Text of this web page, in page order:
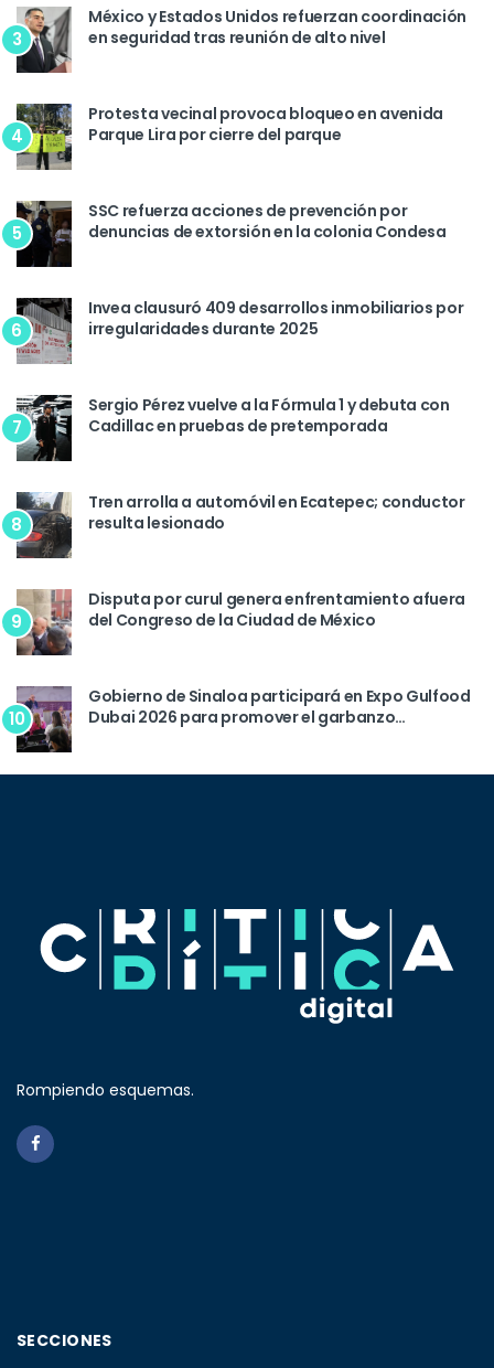
3
México y Estados Unidos refuerzan coordinación
en seguridad tras reunión de alto nivel
4
Protesta vecinal provoca bloqueo en avenida
Parque Lira por cierre del parque
5
SSC refuerza acciones de prevención por
denuncias de extorsión en la colonia Condesa
6
Invea clausuró 409 desarrollos inmobiliarios por
irregularidades durante 2025
7
Sergio Pérez vuelve a la Fórmula 1 y debuta con
Cadillac en pruebas de pretemporada
8
Tren arrolla a automóvil en Ecatepec; conductor
resulta lesionado
9
Disputa por curul genera enfrentamiento afuera
del Congreso de la Ciudad de México
10
Gobierno de Sinaloa participará en Expo Gulfood
Dubai 2026 para promover el garbanzo
Rompiendo esquemas.
SECCIONES